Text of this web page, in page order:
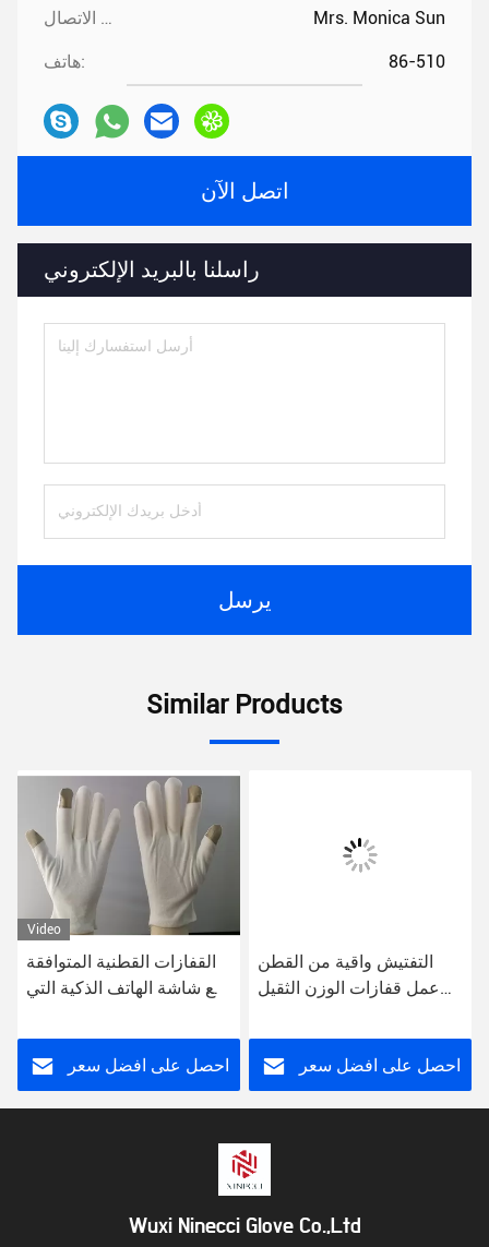
جهات الاتصال: Mrs. Monica Sun
هاتف: 86-510
اتصل الآن
راسلنا بالبريد الإلكتروني
يرسل
Similar Products
Video
القفازات القطنية المتوافقة
مع شاشة الهاتف الذكية التي
الهاتف الفضي أبل الذكي
الذي يعمل باللمس
احصل على افضل سعر
التفتيش واقية من القطن
عمل قفازات الوزن الثقيل
احصل على افضل سعر
Wuxi Ninecci Glove Co.,Ltd